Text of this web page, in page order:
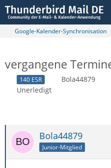
Google-Kalender-Synchronisation
vergangene
140 ESR Bola44879
Unerledigt
Bola44879
Junior-Mitglied